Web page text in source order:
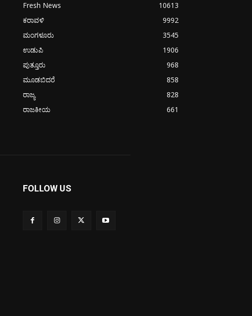
Fresh News
10613
ಕರಾವಳಿ
9992
ಮಂಗಳೂರು
3545
ಉಡುಪಿ
1906
ಪುತ್ತೂರು
968
ಮೂಡಬಿದರೆ
858
ರಾಜ್ಯ
828
ರಾಜಕೀಯ
661
FOLLOW US